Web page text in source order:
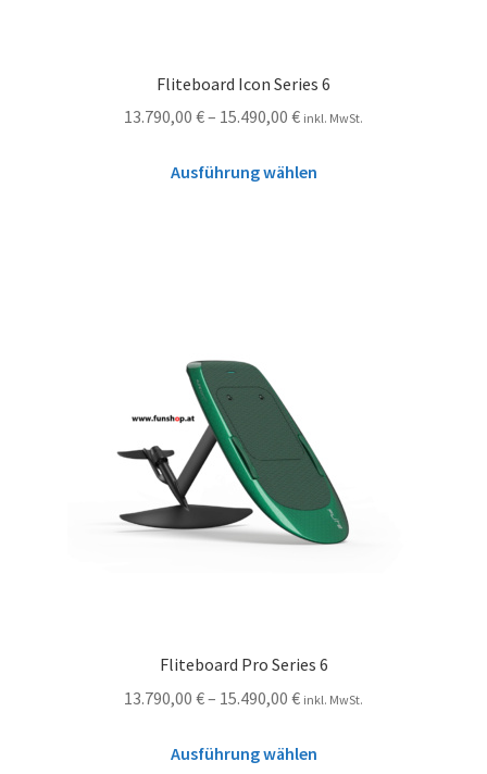
Fliteboard Icon Series 6
13.790,00 €– 15.490,00 € inkl. MwSt.
Ausführung wählen
Fliteboard Pro Series 6
13.790,00 €– 15.490,00 € inkl. MwSt.
Ausführung wählen